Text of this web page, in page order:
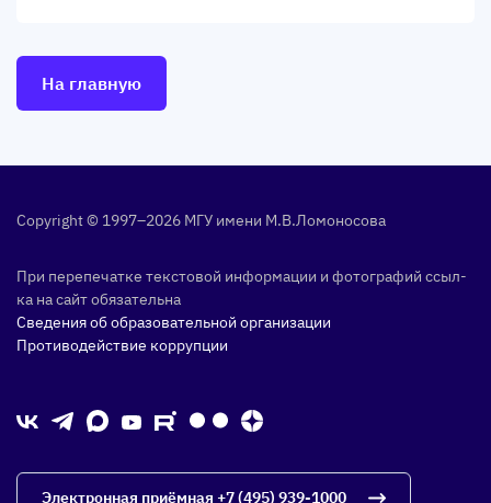
На главную
Copyright © 1997–2026 МГУ име­ни М.В.Ло­моно­сова
При пе­репе­чат­ке тек­сто­вой ин­форма­ции и фо­тог­ра­фий ссыл­
ка на сайт обя­затель­на
Сведения об образовательной организации
Противодействие коррупции
Электронная приёмная +7 (495) 939-1000